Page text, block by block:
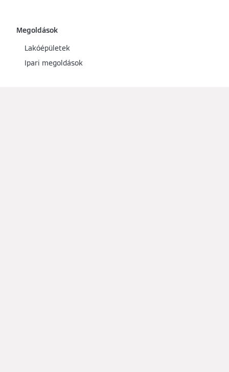
Megoldások
Lakóépületek
Ipari megoldások